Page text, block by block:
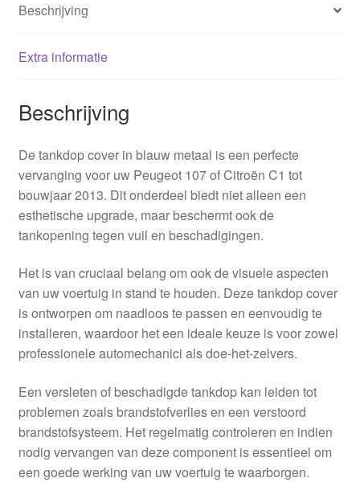
Beschrijving
Extra informatie
Beschrijving
De tankdop cover in blauw metaal is een perfecte
vervanging voor uw Peugeot 107 of Citroën C1 tot
bouwjaar 2013. Dit onderdeel biedt niet alleen een
esthetische upgrade, maar beschermt ook de
tankopening tegen vuil en beschadigingen.
Het is van cruciaal belang om ook de visuele aspecten
van uw voertuig in stand te houden. Deze tankdop cover
is ontworpen om naadloos te passen en eenvoudig te
installeren, waardoor het een ideale keuze is voor zowel
professionele automechanici als doe-het-zelvers.
Een versleten of beschadigde tankdop kan leiden tot
problemen zoals brandstofverlies en een verstoord
brandstofsysteem. Het regelmatig controleren en indien
nodig vervangen van deze component is essentieel om
een goede werking van uw voertuig te waarborgen.